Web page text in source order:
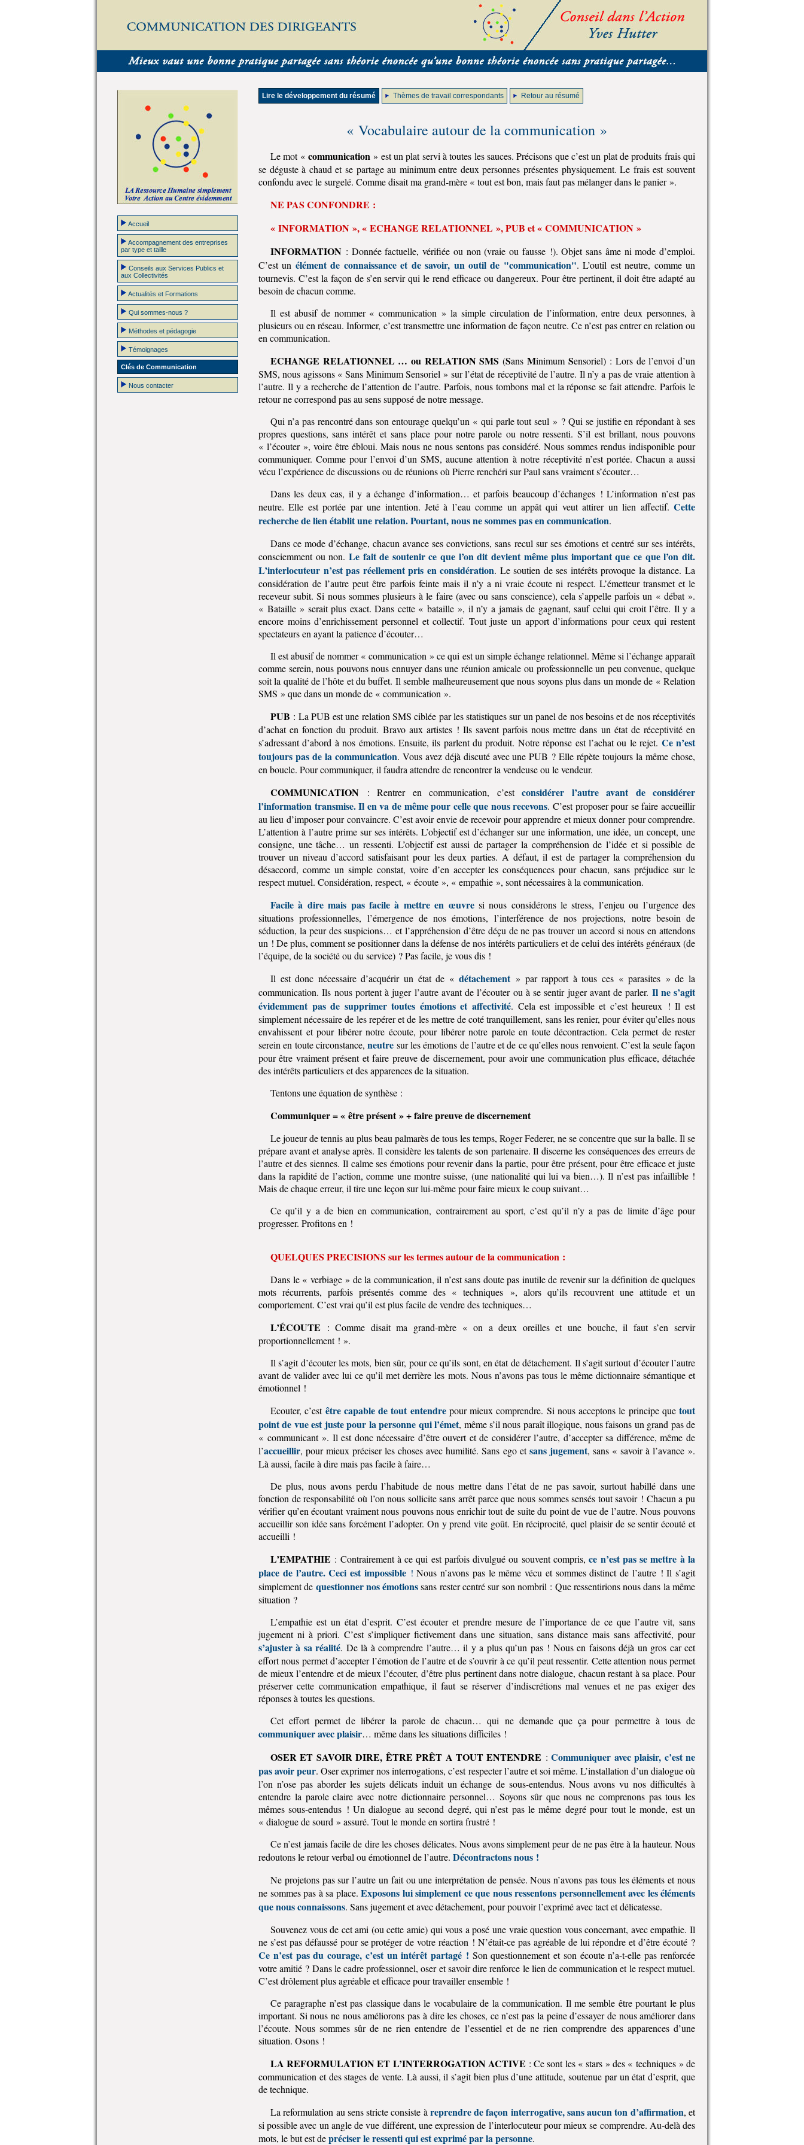
Lire le développement du résumé Thèmes de travail correspondants Retour au résumé
« Vocabulaire autour de la communication »
Le mot « communication » est un plat servi à toutes les sauces. Précisons que c’est un plat de produits frais qui
se déguste à chaud et se partage au minimum entre deux personnes présentes physiquement. Le frais est souvent
confondu avec le surgelé. Comme disait ma grand-mère « tout est bon, mais faut pas mélanger dans le panier ».
NE PAS CONFONDRE :
« INFORMATION », « ECHANGE RELATIONNEL », PUB et « COMMUNICATION »
INFORMATION : Donnée factuelle, vérifiée ou non (vraie ou fausse !). Objet sans âme ni mode d’emploi.
C’est un élément de connaissance et de savoir, un outil de "communication". L’outil est neutre, comme un
tournevis. C’est la façon de s’en servir qui le rend efficace ou dangereux. Pour être pertinent, il doit être adapté au
besoin de chacun comme.
Il est abusif de nommer « communication » la simple circulation de l’information, entre deux personnes, à
plusieurs ou en réseau. Informer, c’est transmettre une information de façon neutre. Ce n’est pas entrer en relation ou
en communication.
ECHANGE RELATIONNEL … ou RELATION SMS (Sans Minimum Sensoriel) : Lors de l’envoi d’un
SMS, nous agissons « Sans Minimum Sensoriel » sur l’état de réceptivité de l’autre. Il n’y a pas de vraie attention à
l’autre. Il y a recherche de l’attention de l’autre. Parfois, nous tombons mal et la réponse se fait attendre. Parfois le
retour ne correspond pas au sens supposé de notre message.
Qui n’a pas rencontré dans son entourage quelqu’un « qui parle tout seul » ? Qui se justifie en répondant à ses
propres questions, sans intérêt et sans place pour notre parole ou notre ressenti. S’il est brillant, nous pouvons
« l’écouter », voire être ébloui. Mais nous ne nous sentons pas considéré. Nous sommes rendus indisponible pour
communiquer. Comme pour l’envoi d’un SMS, aucune attention à notre réceptivité n’est portée. Chacun a aussi
vécu l’expérience de discussions ou de réunions où Pierre renchéri sur Paul sans vraiment s’écouter…
Dans les deux cas, il y a échange d’information… et parfois beaucoup d’échanges ! L’information n’est pas
neutre. Elle est portée par une intention. Jeté à l’eau comme un appât qui veut attirer un lien affectif. Cette
recherche de lien établit une relation. Pourtant, nous ne sommes pas en communication.
Dans ce mode d’échange, chacun avance ses convictions, sans recul sur ses émotions et centré sur ses intérêts,
consciemment ou non. Le fait de soutenir ce que l’on dit devient même plus important que ce que l’on dit.
L’interlocuteur n’est pas réellement pris en considération. Le soutien de ses intérêts provoque la distance. La
considération de l’autre peut être parfois feinte mais il n’y a ni vraie écoute ni respect. L’émetteur transmet et le
receveur subit. Si nous sommes plusieurs à le faire (avec ou sans conscience), cela s’appelle parfois un « débat ».
« Bataille » serait plus exact. Dans cette « bataille », il n’y a jamais de gagnant, sauf celui qui croit l’être. Il y a
encore moins d’enrichissement personnel et collectif. Tout juste un apport d’informations pour ceux qui restent
spectateurs en ayant la patience d’écouter…
Il est abusif de nommer « communication » ce qui est un simple échange relationnel. Même si l’échange apparaît
comme serein, nous pouvons nous ennuyer dans une réunion amicale ou professionnelle un peu convenue, quelque
soit la qualité de l’hôte et du buffet. Il semble malheureusement que nous soyons plus dans un monde de « Relation
SMS » que dans un monde de « communication ».
PUB : La PUB est une relation SMS ciblée par les statistiques sur un panel de nos besoins et de nos réceptivités
d’achat en fonction du produit. Bravo aux artistes ! Ils savent parfois nous mettre dans un état de réceptivité en
s’adressant d’abord à nos émotions. Ensuite, ils parlent du produit. Notre réponse est l’achat ou le rejet. Ce n’est
toujours pas de la communication. Vous avez déjà discuté avec une PUB ? Elle répète toujours la même chose,
en boucle. Pour communiquer, il faudra attendre de rencontrer la vendeuse ou le vendeur.
COMMUNICATION : Rentrer en communication, c’est considérer l’autre avant de considérer
l’information transmise. Il en va de même pour celle que nous recevons. C’est proposer pour se faire accueillir
au lieu d’imposer pour convaincre. C’est avoir envie de recevoir pour apprendre et mieux donner pour comprendre.
L’attention à l’autre prime sur ses intérêts. L’objectif est d’échanger sur une information, une idée, un concept, une
consigne, une tâche… un ressenti. L’objectif est aussi de partager la compréhension de l’idée et si possible de
trouver un niveau d’accord satisfaisant pour les deux parties. A défaut, il est de partager la compréhension du
désaccord, comme un simple constat, voire d’en accepter les conséquences pour chacun, sans préjudice sur le
respect mutuel. Considération, respect, « écoute », « empathie », sont nécessaires à la communication.
Facile à dire mais pas facile à mettre en œuvresi nous considérons le stress, l’enjeu ou l’urgence des
situations professionnelles, l’émergence de nos émotions, l’interférence de nos projections, notre besoin de
séduction, la peur des suspicions… et l’appréhension d’être déçu de ne pas trouver un accord si nous en attendons
un ! De plus, comment se positionner dans la défense de nos intérêts particuliers et de celui des intérêts généraux (de
l’équipe, de la société ou du service) ? Pas facile, je vous dis !
Il est donc nécessaire d’acquérir un état de «détachement» par rapport à tous ces « parasites » de la
communication. Ils nous portent à juger l’autre avant de l’écouter ou à se sentir juger avant de parler. Il ne s’agit
évidemment pas de supprimer toutes émotions et affectivité. Cela est impossible et c’est heureux ! Il est
simplement nécessaire de les repérer et de les mettre de coté tranquillement, sans les renier, pour éviter qu’elles nous
envahissent et pour libérer notre écoute, pour libérer notre parole en toute décontraction. Cela permet de rester
serein en toute circonstance,neutre sur les émotions de l’autre et de ce qu’elles nous renvoient. C’est la seule façon
pour être vraiment présent et faire preuve de discernement, pour avoir une communication plus efficace, détachée
des intérêts particuliers et des apparences de la situation.
Tentons une équation de synthèse :
Communiquer = « être présent » + faire preuve de discernement
Le joueur de tennis au plus beau palmarès de tous les temps, Roger Federer, ne se concentre que sur la balle. Il se
prépare avant et analyse après. Il considère les talents de son partenaire. Il discerne les conséquences des erreurs de
l’autre et des siennes. Il calme ses émotions pour revenir dans la partie, pour être présent, pour être efficace et juste
dans la rapidité de l’action, comme une montre suisse, (une nationalité qui lui va bien…). Il n’est pas infaillible !
Mais de chaque erreur, il tire une leçon sur lui-même pour faire mieux le coup suivant…
Ce qu’il y a de bien en communication, contrairement au sport, c’est qu’il n’y a pas de limite d’âge pour
progresser. Profitons en !
QUELQUES PRECISIONS sur les termes autour de la communication :
Dans le « verbiage » de la communication, il n’est sans doute pas inutile de revenir sur la définition de quelques
mots récurrents, parfois présentés comme des « techniques », alors qu’ils recouvrent une attitude et un
comportement. C’est vrai qu’il est plus facile de vendre des techniques…
L’ÉCOUTE : Comme disait ma grand-mère « on a deux oreilles et une bouche, il faut s’en servir
proportionnellement ! ».
Il s’agit d’écouter les mots, bien sûr, pour ce qu’ils sont, en état de détachement. Il s’agit surtout d’écouter l’autre
avant de valider avec lui ce qu’il met derrière les mots. Nous n’avons pas tous le même dictionnaire sémantique et
émotionnel !
Ecouter, c’est être capable de tout entendrepour mieux comprendre. Si nous acceptons le principe que tout
point de vue est juste pour la personne qui l’émet, même s’il nous paraît illogique, nous faisons un grand pas de
« communicant ». Il est donc nécessaire d’être ouvert et de considérer l’autre, d’accepter sa différence, même de
l’accueillir, pour mieux préciser les choses avec humilité. Sans ego etsans jugement, sans « savoir à l’avance ».
Là aussi, facile à dire mais pas facile à faire…
De plus, nous avons perdu l’habitude de nous mettre dans l’état de ne pas savoir, surtout habillé dans une
fonction de responsabilité où l’on nous sollicite sans arrêt parce que nous sommes sensés tout savoir ! Chacun a pu
vérifier qu’en écoutant vraiment nous pouvons nous enrichir tout de suite du point de vue de l’autre. Nous pouvons
accueillir son idée sans forcément l’adopter. On y prend vite goût. En réciprocité, quel plaisir de se sentir écouté et
accueilli !
L’EMPATHIE : Contrairement à ce qui est parfois divulgué ou souvent compris,ce n’est pas se mettre à la
place de l’autre. Ceci est impossible! Nous n’avons pas le même vécu et sommes distinct de l’autre ! Il s’agit
simplement de questionner nos émotionssans rester centré sur son nombril : Que ressentirions nous dans la même
situation ?
L’empathie est un état d’esprit. C’est écouter et prendre mesure de l’importance de ce que l’autre vit, sans
jugement ni à priori. C’est s’impliquer fictivement dans une situation, sans distance mais sans affectivité, pour
s’ajuster à sa réalité. De là à comprendre l’autre… il y a plus qu’un pas ! Nous en faisons déjà un gros car cet
effort nous permet d’accepter l’émotion de l’autre et de s’ouvrir à ce qu’il peut ressentir. Cette attention nous permet
de mieux l’entendre et de mieux l’écouter, d’être plus pertinent dans notre dialogue, chacun restant à sa place. Pour
préserver cette communication empathique, il faut se réserver d’indiscrétions mal venues et ne pas exiger des
réponses à toutes les questions.
Cet effort permet de libérer la parole de chacun… qui ne demande que ça pour permettre à tous de
communiquer avec plaisir… même dans les situations difficiles !
OSER ET SAVOIR DIRE, ÊTRE PRÊT A TOUT ENTENDRE :Communiquer avec plaisir, c’est ne
pas avoir peur. Oser exprimer nos interrogations, c’est respecter l’autre et soi même. L’installation d’un dialogue où
l’on n’ose pas aborder les sujets délicats induit un échange de sous-entendus. Nous avons vu nos difficultés à
entendre la parole claire avec notre dictionnaire personnel… Soyons sûr que nous ne comprenons pas tous les
mêmes sous-entendus ! Un dialogue au second degré, qui n’est pas le même degré pour tout le monde, est un
« dialogue de sourd » assuré. Tout le monde en sortira frustré !
Ce n’est jamais facile de dire les choses délicates. Nous avons simplement peur de ne pas être à la hauteur. Nous
redoutons le retour verbal ou émotionnel de l’autre. Décontractons nous !
Ne projetons pas sur l’autre un fait ou une interprétation de pensée. Nous n’avons pas tous les éléments et nous
ne sommes pas à sa place. Exposons lui simplement ce que nous ressentons personnellement avec les éléments
que nous connaissons. Sans jugement et avec détachement, pour pouvoir l’exprimé avec tact et délicatesse.
Souvenez vous de cet ami (ou cette amie) qui vous a posé une vraie question vous concernant, avec empathie. Il
ne s’est pas défaussé pour se protéger de votre réaction ! N’était-ce pas agréable de lui répondre et d’être écouté ?
Ce n’est pas du courage, c’est un intérêt partagé ! Son questionnement et son écoute n’a-t-elle pas renforcée
votre amitié ? Dans le cadre professionnel, oser et savoir dire renforce le lien de communication et le respect mutuel.
C’est drôlement plus agréable et efficace pour travailler ensemble !
Ce paragraphe n’est pas classique dans le vocabulaire de la communication. Il me semble être pourtant le plus
important. Si nous ne nous améliorons pas à dire les choses, ce n’est pas la peine d’essayer de nous améliorer dans
l’écoute. Nous sommes sûr de ne rien entendre de l’essentiel et de ne rien comprendre des apparences d’une
situation. Osons !
LA REFORMULATION ET L’INTERROGATION ACTIVE : Ce sont les « stars » des « techniques » de
communication et des stages de vente. Là aussi, il s’agit bien plus d’une attitude, soutenue par un état d’esprit, que
de technique.
La reformulation au sens stricte consiste àreprendre de façon interrogative, sans aucun ton d’affirmation, et
si possible avec un angle de vue différent, une expression de l’interlocuteur pour mieux se comprendre. Au-delà des
mots, le but est depréciser le ressenti qui est exprimé par la personne.
Accueil
Accompagnement des entreprises
par type et taille
Conseils aux Services Publics et
aux Collectivités
Actualités et Formations
Qui sommes-nous ?
Méthodes et pédagogie
Témoignages
Clés de Communication
Nous contacter